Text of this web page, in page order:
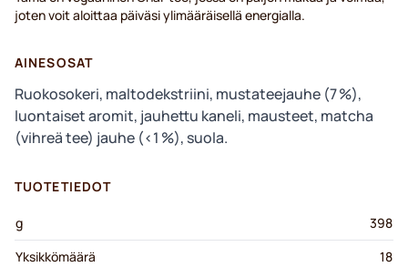
joten voit aloittaa päiväsi ylimääräisellä energialla.
AINESOSAT
Ruokosokeri, maltodekstriini, mustateejauhe (7 %),
luontaiset aromit, jauhettu kaneli, mausteet, matcha
(vihreä tee) jauhe (<1 %), suola.
TUOTETIEDOT
g
398
Yksikkömäärä
18